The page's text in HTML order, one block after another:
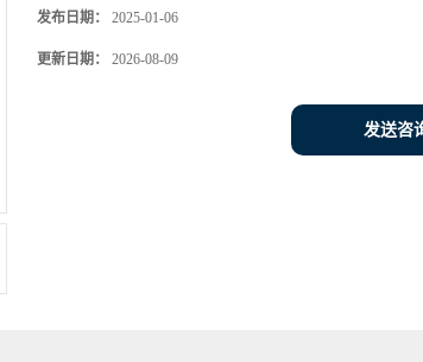
发布日期： 2025-01-06
更新日期： 2026-08-09
发送咨